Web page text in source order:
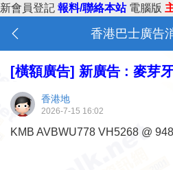
新會員登記 報料/聯絡本站 電腦版
香港巴士廣告
[橫額廣告] 新廣告 : 麥芽
香港地
2026-7-15 16:02
KMB AVBWU778 VH5268 @ 948